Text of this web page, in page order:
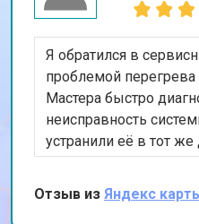
Я обратился в
проблемой перегрева
Мастера быстро
неисправность
устранили её в тот
оперативностью и
ноутбук теперь
за ваш
Отзыв из Яндекс